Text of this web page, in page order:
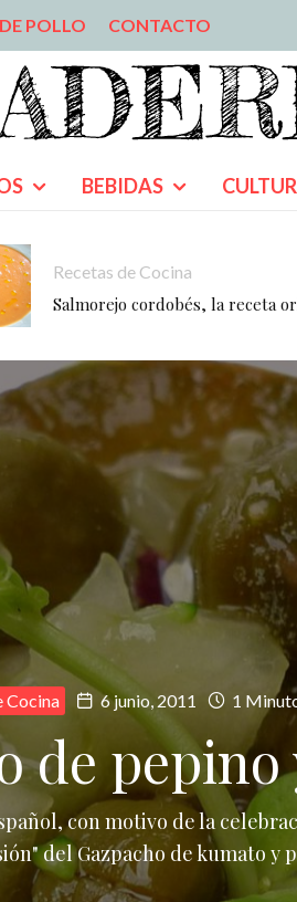
POLLO CONTACTO
BEBIDAS
Recetas de Cocina
Salmorejo cordobés, la receta
Cocina 6 junio, 2011 1
de
con motivo de la
del Gazpacho de kumato y